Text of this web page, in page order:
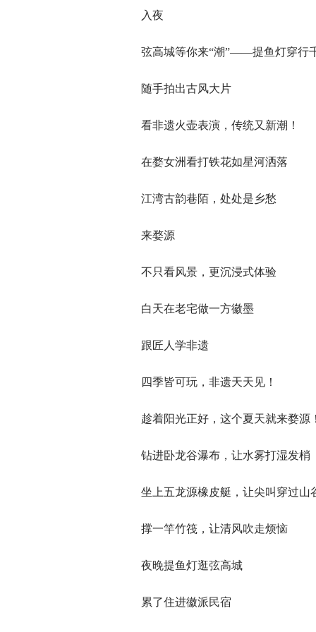
入夜
弦高城等你来“潮”——提鱼灯穿行
随手拍出古风大片
看非遗火壶表演，传统又新潮！
在婺女洲看打铁花如星河洒落
江湾古韵巷陌，处处是乡愁
来婺源
不只看风景，更沉浸式体验
白天在老宅做一方徽墨
跟匠人学非遗
四季皆可玩，非遗天天见！
趁着阳光正好，这个夏天就来婺源
钻进卧龙谷瀑布，让水雾打湿发梢
坐上五龙源橡皮艇，让尖叫穿过山
撑一竿竹筏，让清风吹走烦恼
夜晚提鱼灯逛弦高城
累了住进徽派民宿